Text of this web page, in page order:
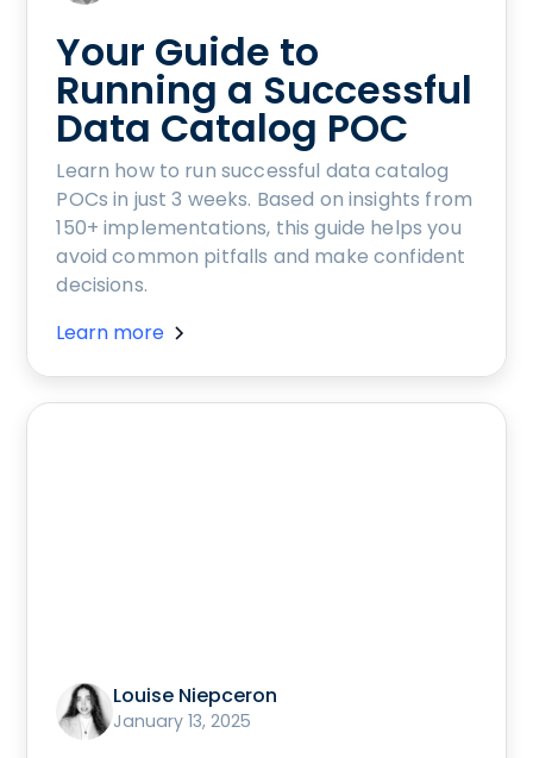
Your Guide to
Running a Successful
Data Catalog POC
Learn how to run successful data catalog
POCs in just 3 weeks. Based on insights from
150+ implementations, this guide helps you
avoid common pitfalls and make confident
decisions.
Learn more
Louise Niepceron
January 13, 2025